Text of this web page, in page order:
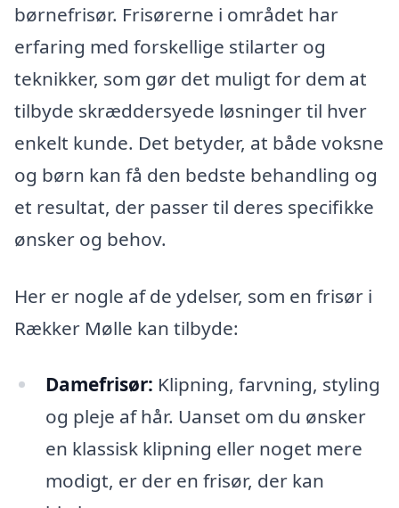
børnefrisør. Frisørerne i området har
erfaring med forskellige stilarter og
teknikker, som gør det muligt for dem at
tilbyde skræddersyede løsninger til hver
enkelt kunde. Det betyder, at både voksne
og børn kan få den bedste behandling og
et resultat, der passer til deres specifikke
ønsker og behov.
Her er nogle af de ydelser, som en frisør i
Rækker Mølle kan tilbyde:
Damefrisør: Klipning, farvning, styling
og pleje af hår. Uanset om du ønsker
en klassisk klipning eller noget mere
modigt, er der en frisør, der kan